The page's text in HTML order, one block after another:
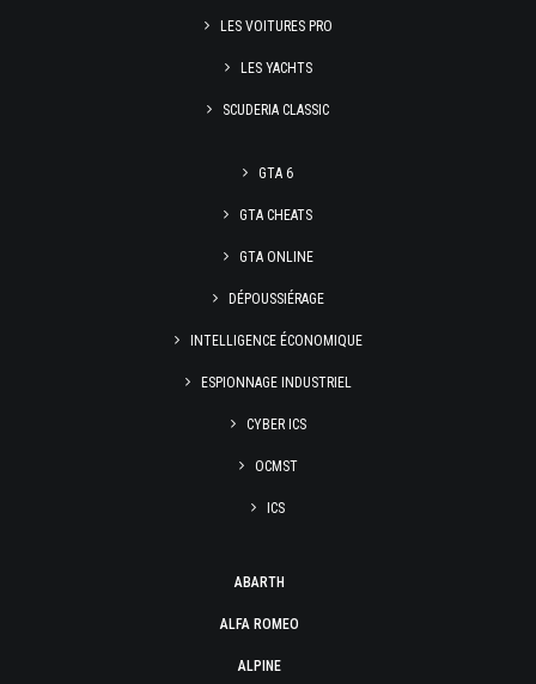
LES VOITURES PRO
LES YACHTS
SCUDERIA CLASSIC
GTA 6
GTA CHEATS
GTA ONLINE
DÉPOUSSIÉRAGE
INTELLIGENCE ÉCONOMIQUE
ESPIONNAGE INDUSTRIEL
CYBER ICS
OCMST
ICS
ABARTH
ALFA ROMEO
ALPINE